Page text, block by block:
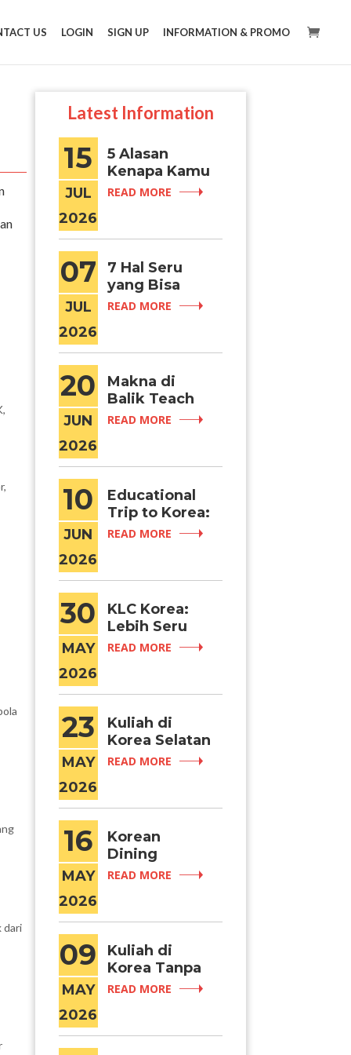
US LOGIN SIGN UP INFORMATION & PROMO
dari
Latest Information
15
JUL
2026
5 Alasan
Kenapa Kamu
Harus ke
READ MORE
07
JUL
2026
7 Hal Seru
yang Bisa
Dilakukan
READ MORE
20
JUN
2026
Makna di
Balik Teach
You a Lesson:
Mimpi Belajar
di Korea
READ MORE
10
JUN
2026
Educational
Trip to Korea:
Menjelajahi
Terbaik di
Secara
Langsung
READ MORE
30
MAY
2026
KLC Korea:
Lebih Seru
Fall + Winter
Spring Term?
READ MORE
23
MAY
2026
Kuliah di
Korea Selatan
dengan Biaya
Daejeon
READ MORE
16
MAY
2026
Korean
Dining
Etiquette
Sebelum
Makan
Bareng Orang
Kore
READ MORE
09
MAY
2026
Kuliah di
Korea Tanpa
Bisa Bahasa
READ MORE